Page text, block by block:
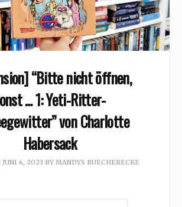
“Bitte nicht öffnen,
… 1: Yeti-Ritter-
von Charlotte
Habersack
JUNI 6, 2023 BY MANDYS BUECHERECKE